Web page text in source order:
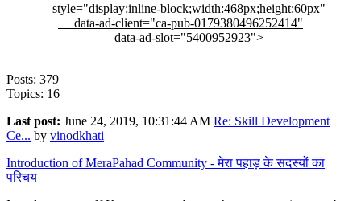
style="display:inline-block;width:468px;height:60px"
data-ad-client="ca-pub-0179380496252414"
data-ad-slot="5400952923">
Posts: 379
Topics: 16
Last post: June 24, 2019, 10:31:44 AM Re: Skill Development
Ce... by vinodkhati
Introduction of MeraPahad Community - मेरा पहाड़ के सदस्यों का
परिचय